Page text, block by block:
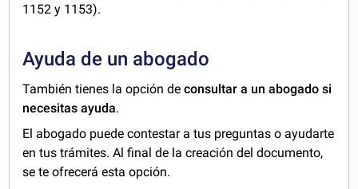
1152 y 1153).
Ayuda de un abogado
También tienes la opción deconsultar a un abogado si
necesitas ayuda.
El abogado puede contestar a tus preguntas o ayudarte
en tus trámites. Al final de la creación del documento,
se te ofrecerá esta opción.